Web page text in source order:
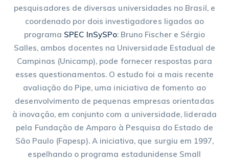
pesquisadores de diversas universidades no Brasil, e
coordenado por dois investigadores ligados ao
programa SPEC InSySPo: Bruno Fischer e Sérgio
Salles, ambos docentes na Universidade Estadual de
Campinas (Unicamp), pode fornecer respostas para
esses questionamentos. O estudo foi a mais recente
avaliação do Pipe, uma iniciativa de fomento ao
desenvolvimento de pequenas empresas orientadas
à inovação, em conjunto com a universidade, liderada
pela Fundação de Amparo à Pesquisa do Estado de
São Paulo (Fapesp). A iniciativa, que surgiu em 1997,
espelhando o programa estadunidense Small